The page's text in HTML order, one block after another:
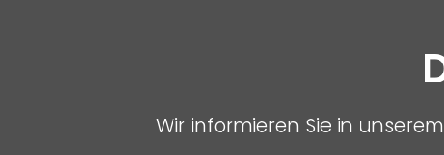
Wir informieren Sie in